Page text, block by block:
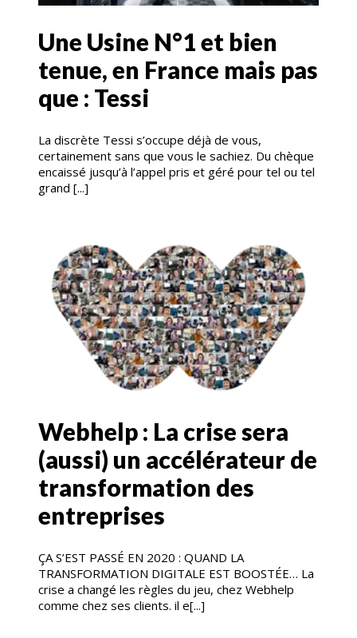
Une Usine N°1 et bien
tenue, en France mais pas
que : Tessi
La discrète Tessi s’occupe déjà de vous,
certainement sans que vous le sachiez. Du chèque
encaissé jusqu’à l’appel pris et géré pour tel ou tel
grand [...]
Webhelp : La crise sera
(aussi) un accélérateur de
transformation des
entreprises
ÇA S’EST PASSÉ EN 2020 : QUAND LA
TRANSFORMATION DIGITALE EST BOOSTÉE… La
crise a changé les règles du jeu, chez Webhelp
comme chez ses clients. il e[...]